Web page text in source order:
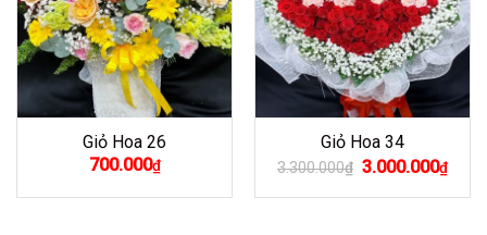
Giỏ Hoa 26
700.000₫
Giỏ Hoa 34
3.300.000₫ Giá
là:
3.000.000₫Giá
hiện
tại